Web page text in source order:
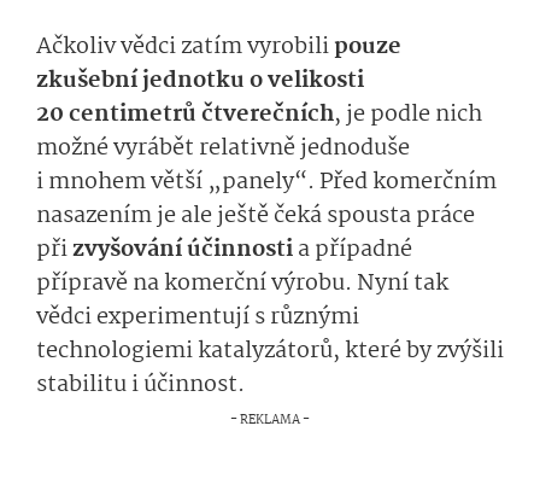
Ačkoliv vědci zatím vyrobilipouze
zkušební jednotku o velikosti
20 centimetrů čtverečních, je podle nich
možné vyrábět relativně jednoduše
i mnohem větší „panely“. Před komerčním
nasazením je ale ještě čeká spousta práce
přizvyšování účinnostia případné
přípravě na komerční výrobu. Nyní tak
vědci experimentují s různými
technologiemi katalyzátorů, které by zvýšili
stabilitu i účinnost.